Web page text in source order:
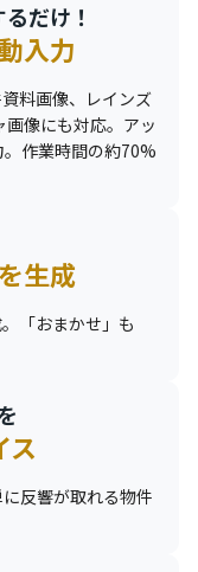
だけ！
入力
料画像、レインズ
像にも対応。アッ
作業時間の約70%
生成
「おまかせ」も
ス
反響が取れる物件